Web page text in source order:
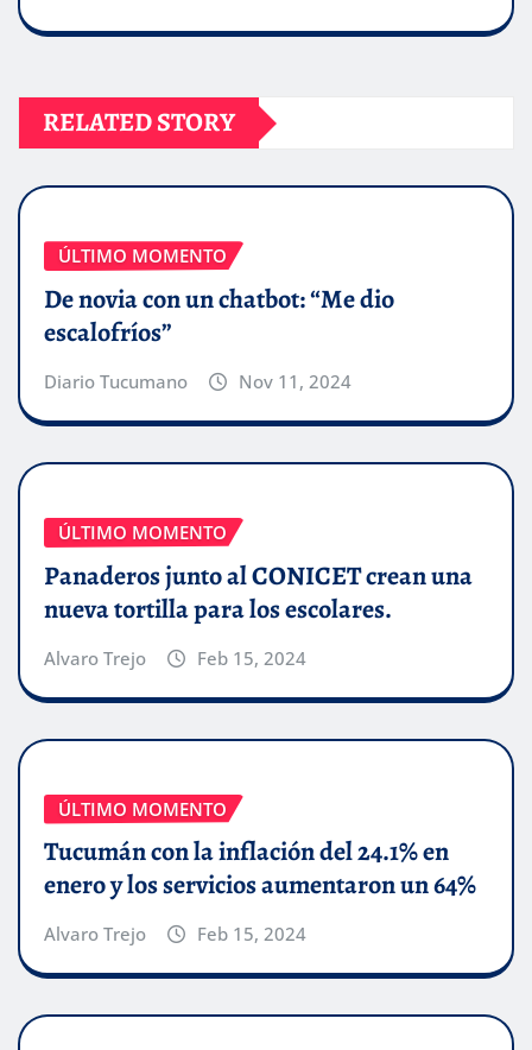
RELATED STORY
ÚLTIMO MOMENTO
De novia con un chatbot: “Me dio
escalofríos”
Diario Tucumano Nov 11, 2024
ÚLTIMO MOMENTO
Panaderos junto al CONICET crean una
nueva tortilla para los escolares.
Alvaro Trejo Feb 15, 2024
ÚLTIMO MOMENTO
Tucumán con la inflación del 24.1% en
enero y los servicios aumentaron un 64%
Alvaro Trejo Feb 15, 2024